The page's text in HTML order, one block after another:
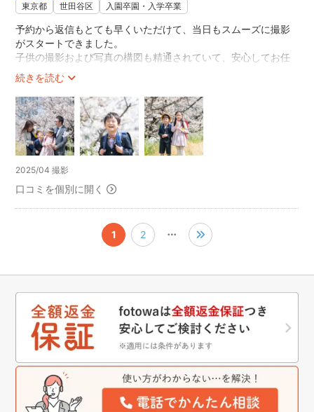
東京都 世田谷区 入園卒園・入学卒業
続きを読む
予約から返信もとても早くいただけて、当日もスムーズに撮影
がスタートできました。
子供の撮影および写真の構図も精通されていて、安心してお任
せすることができました！
桜満開のときに入学の写真を素敵に撮れて大満足です！どうも
ありがとうございました😊🌸
2025/04 撮影
口コミを個別に開く
1 2